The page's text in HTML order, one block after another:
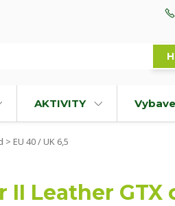
AKTIVITY
EU 40 / UK 6,5
Leather GTX